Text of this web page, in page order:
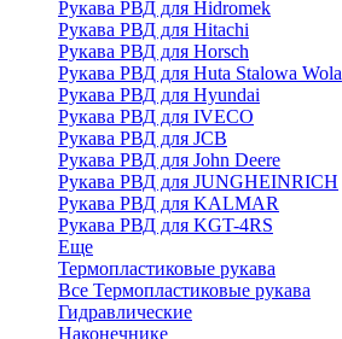
Рукава РВД для Hidromek
Рукава РВД для Hitachi
Рукава РВД для Horsch
Рукава РВД для Huta Stalowa Wola
Рукава РВД для Hyundai
Рукава РВД для IVECO
Рукава РВД для JCB
Рукава РВД для John Deere
Рукава РВД для JUNGHEINRICH
Рукава РВД для KALMAR
Рукава РВД для KGT-4RS
Еще
Термопластиковые рукава
Все Термопластиковые рукава
Гидравлические
Наконечнике